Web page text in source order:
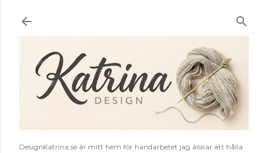
DesignKatrina.se är mitt hem för handarbetet jag älskar att hålla